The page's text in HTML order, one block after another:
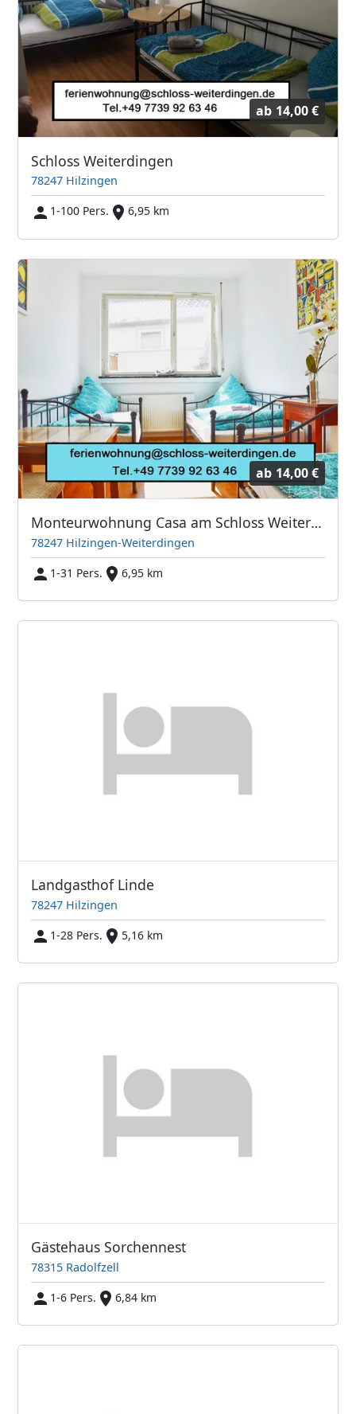
ab 14,00 €
Schloss Weiterdingen
78247 Hilzingen
1-100 Pers.
6,95 km
ab 14,00 €
Monteurwohnung Casa am Schloss Weiterdingen Singen Konstanz Radolfzell Engen NEU! Mit Fitnessraum/Gym
78247 Hilzingen-Weiterdingen
1-31 Pers.
6,95 km
Landgasthof Linde
78247 Hilzingen
1-28 Pers.
5,16 km
Gästehaus Sorchennest
78315 Radolfzell
1-6 Pers.
6,84 km